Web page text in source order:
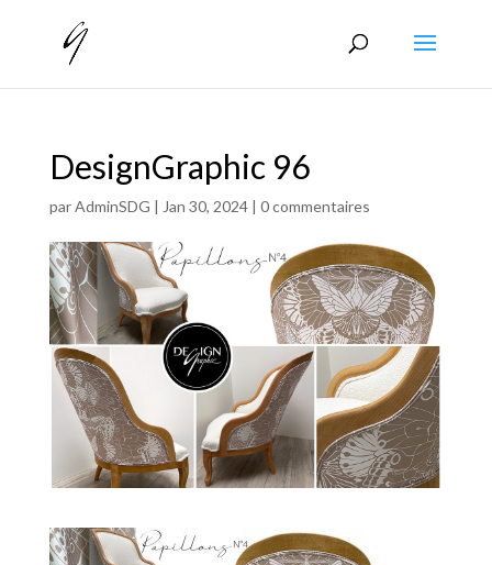
DesignGraphic 96
parAdminSDG | Jan 30, 2024| 0 commentaires